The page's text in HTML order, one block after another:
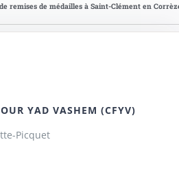
YAD VASHEM (CFYV)
Picquet